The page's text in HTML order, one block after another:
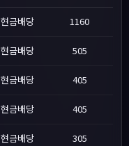
현금배당 1160
현금배당 505
현금배당 405
현금배당 405
현금배당 305